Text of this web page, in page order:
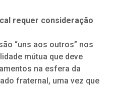
requer consideração
“uns aos outros” nos
mútua que deve
na esfera da
fraternal, uma vez que